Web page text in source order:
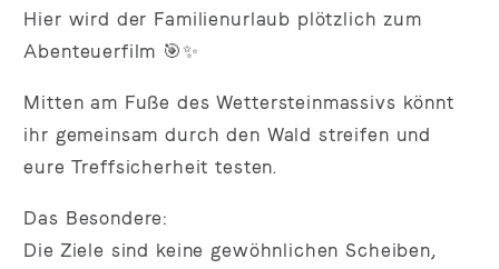
Hier wird der Familienurlaub plötzlich zum
Abenteuerfilm 🎯✨
Mitten am Fuße des Wettersteinmassivs könnt
ihr gemeinsam durch den Wald streifen und
eure Treffsicherheit testen.
Das Besondere:
Die Ziele sind keine gewöhnlichen Scheiben,